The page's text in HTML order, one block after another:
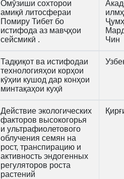
Омӯзиши сохторои
амиқӣ литосфераи
Помиру Тибет бо
истифода аз мавҷҳои
сейсмикӣ .
Чин
Тадқиқот ва истифодаи
технологияҳои корҳои
кӯҳии кушод дар конҳои
минтақаҳои куҳӣ
Действие экологических
факторов высокогорья
и ультрафиолетового
облучения семян на
рост, транспирацию и
активность эндогенных
регуляторов роста
растений